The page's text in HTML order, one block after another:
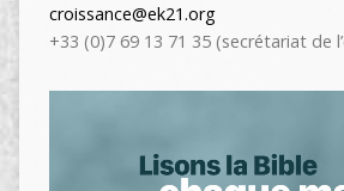
croissance@ek21.org
+33 (0)7 69 13 71 35 (secrétariat de